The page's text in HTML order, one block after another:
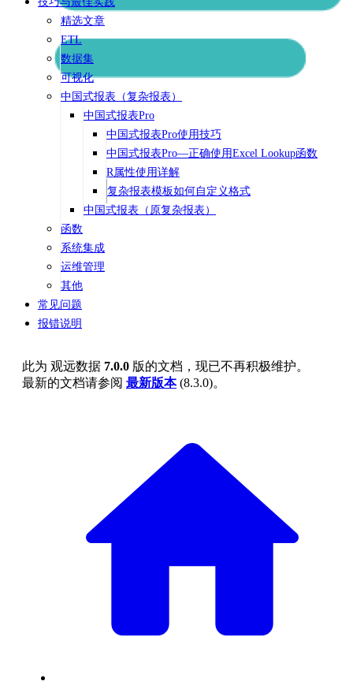
精选文章
ETL
数据集
可视化
中国式报表（复杂报表）
中国式报表Pro
中国式报表Pro使用技巧
中国式报表Pro—正确使用Excel Lookup函数
R属性使用详解
复杂报表模板如何自定义格式
中国式报表（原复杂报表）
函数
系统集成
运维管理
其他
常见问题
报错说明
此为 观远数据 7.0.0 版的文档，现已不再积极维护。
最新的文档请参阅 最新版本(8.3.0)。